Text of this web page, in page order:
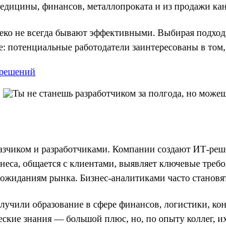
финансов, металлопроката и из продажи
не всегда бывают эффективными. Выбирая
работодатели заинтересованы в
и разработчиками. Компании создают ИТ-
общается с клиентами, выявляет ключевые
ожиданиям рынка. Бизнес-аналитиками часто
образование в сфере финансов, логистики,
знания — большой плюс, но, по опыту коллег,